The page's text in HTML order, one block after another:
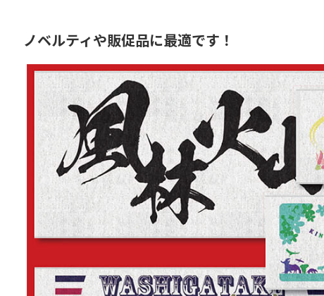
ノベルティや販促品に最適です！